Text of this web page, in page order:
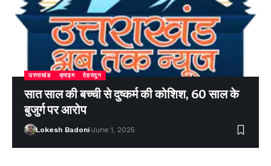
उत्तराखंड क्राइम देहरादून
सात साल की बच्ची से दुष्कर्म की कोशिश, 60 साल के
बुजुर्ग पर आरोप
Lokesh Badoni June 1, 2025